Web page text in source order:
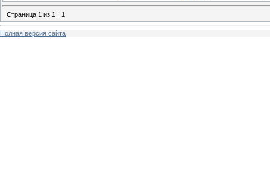
Страница 1 из 1 1
Полная версия сайта